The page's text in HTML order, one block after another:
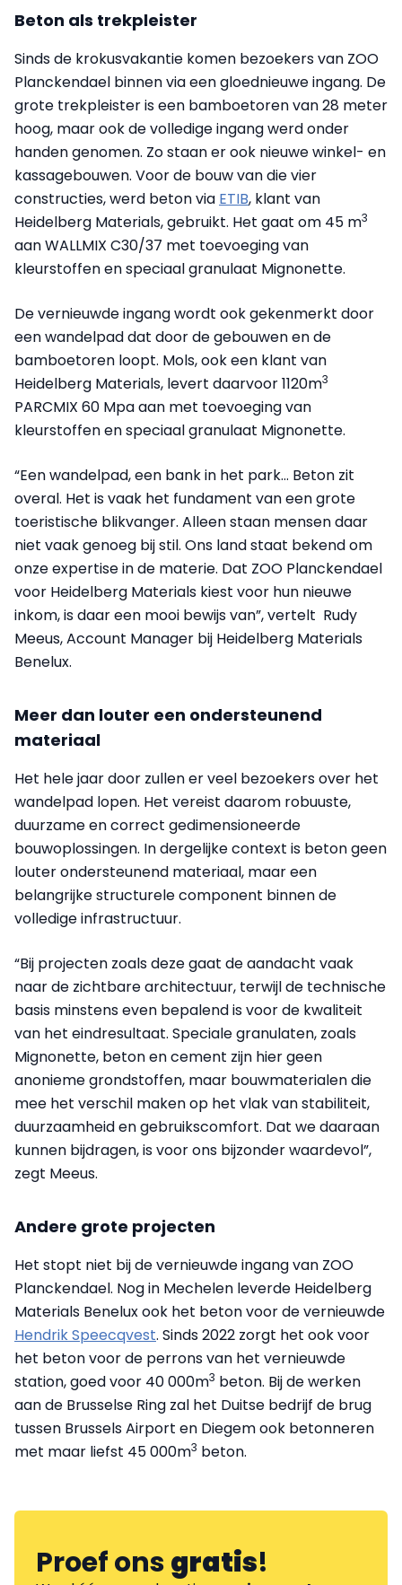
Beton als trekpleister
Sinds de krokusvakantie komen bezoekers van ZOO
Planckendael binnen via een gloednieuwe ingang. De
grote trekpleister is een bamboetoren van 28 meter
hoog, maar ook de volledige ingang werd onder
handen genomen. Zo staan er ook nieuwe winkel- en
kassagebouwen. Voor de bouw van die vier
constructies, werd beton via ETIB, klant van
Heidelberg Materials, gebruikt. Het gaat om 45 m3
aan WALLMIX C30/37 met toevoeging van
kleurstoffen en speciaal granulaat Mignonette.
De vernieuwde ingang wordt ook gekenmerkt door
een wandelpad dat door de gebouwen en de
bamboetoren loopt. Mols, ook een klant van
Heidelberg Materials, levert daarvoor 1120m3
PARCMIX 60 Mpa aan met toevoeging van
kleurstoffen en speciaal granulaat Mignonette.
“Een wandelpad, een bank in het park… Beton zit
overal. Het is vaak het fundament van een grote
toeristische blikvanger. Alleen staan mensen daar
niet vaak genoeg bij stil. Ons land staat bekend om
onze expertise in de materie. Dat ZOO Planckendael
voor Heidelberg Materials kiest voor hun nieuwe
inkom, is daar een mooi bewijs van”, vertelt ​ Rudy
Meeus, Account Manager bij Heidelberg Materials
Benelux.
Meer dan louter een ondersteunend
materiaal
Het hele jaar door zullen er veel bezoekers over het
wandelpad lopen. Het vereist daarom robuuste,
duurzame en correct gedimensioneerde
bouwoplossingen. In dergelijke context is beton geen
louter ondersteunend materiaal, maar een
belangrijke structurele component binnen de
volledige infrastructuur.
“Bij projecten zoals deze gaat de aandacht vaak
naar de zichtbare architectuur, terwijl de technische
basis minstens even bepalend is voor de kwaliteit
van het eindresultaat. Speciale granulaten, zoals
Mignonette, beton en cement zijn hier geen
anonieme grondstoffen, maar bouwmaterialen die
mee het verschil maken op het vlak van stabiliteit,
duurzaamheid en gebruikscomfort. Dat we daaraan
kunnen bijdragen, is voor ons bijzonder waardevol”,
zegt Meeus.
Andere grote projecten ​
Het stopt niet bij de vernieuwde ingang van ZOO
Planckendael. Nog in Mechelen leverde Heidelberg
Materials Benelux ook het beton voor de vernieuwde
Hendrik Speecqvest. Sinds 2022 zorgt het ook voor
het beton voor de perrons van het vernieuwde
station, goed voor 40 000m3 beton. ​Bij de werken
aan de Brusselse Ring zal het Duitse bedrijf de brug
tussen Brussels Airport en Diegem ook betonneren
met maar liefst 45 000m3 beton.
Proef onsgratis!